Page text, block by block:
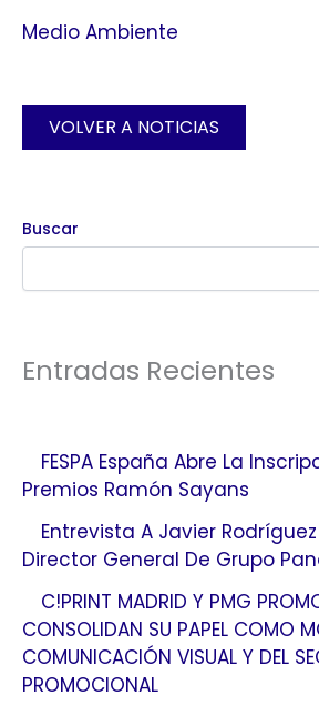
Medio Ambiente
VOLVER A NOTICIAS
Buscar
Entradas Recientes
FESPA España Abre La
Premios Ramón Sayans
Entrevista A Javier
Director General De Grupo
C!PRINT MADRID Y PMG
CONSOLIDAN SU PAPEL COMO
COMUNICACIÓN VISUAL Y DEL
PROMOCIONAL